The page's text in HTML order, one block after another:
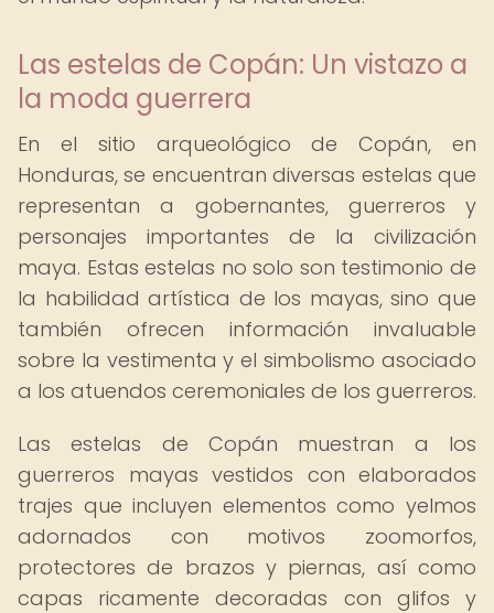
Las estelas de Copán: Un vistazo a
la moda guerrera
En el sitio arqueológico de Copán, en
Honduras, se encuentran diversas estelas que
representan a gobernantes, guerreros y
personajes importantes de la civilización
maya. Estas estelas no solo son testimonio de
la habilidad artística de los mayas, sino que
también ofrecen información invaluable
sobre la vestimenta y el simbolismo asociado
a los atuendos ceremoniales de los guerreros.
Las estelas de Copán muestran a los
guerreros mayas vestidos con elaborados
trajes que incluyen elementos como yelmos
adornados con motivos zoomorfos,
protectores de brazos y piernas, así como
capas ricamente decoradas con glifos y